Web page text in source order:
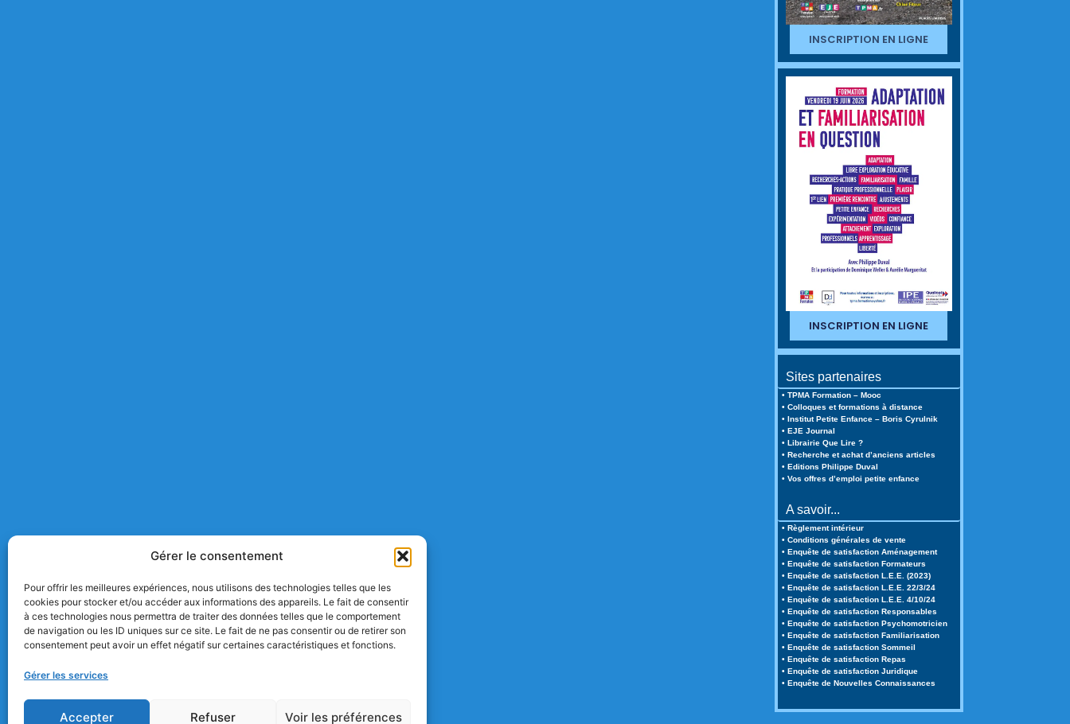
Gérer le consentement
Pour offrir les meilleures expériences, nous utilisons des technologies telles que les
cookies pour stocker et/ou accéder aux informations des appareils. Le fait de consentir
à ces technologies nous permettra de traiter des données telles que le comportement
de navigation ou les ID uniques sur ce site. Le fait de ne pas consentir ou de retirer son
consentement peut avoir un effet négatif sur certaines caractéristiques et fonctions.
Gérer les services
Accepter Refuser Voir les préférences
INSCRIPTION EN LIGNE
INSCRIPTION EN LIGNE
Sites partenaires
• TPMA Formation – Mooc
• Colloques et formations à distance
• Institut Petite Enfance – Boris Cyrulnik
• EJE Journal
• Librairie Que Lire ?
• Recherche et achat d’anciens articles
• Editions Philippe Duval
• Vos offres d’emploi petite enfance
A savoir...
• Règlement intérieur
• Conditions générales de vente
• Enquête de satisfaction Aménagement
• Enquête de satisfaction Formateurs
• Enquête de satisfaction L.E.E. (2023)
• Enquête de satisfaction L.E.E. 22/3/24
• Enquête de satisfaction L.E.E. 4/10/24
• Enquête de satisfaction Responsables
• Enquête de satisfaction Psychomotricien
• Enquête de satisfaction Familiarisation
• Enquête de satisfaction Sommeil
• Enquête de satisfaction Repas
• Enquête de satisfaction Juridique
• Enquête de Nouvelles Connaissances